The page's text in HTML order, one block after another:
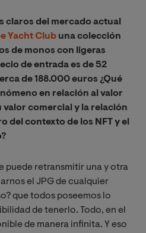
claros del mercado actual
Yacht Club una colección
de monos con ligeras
de entrada es de 52
de 188.000 euros ¿Qué
en relación al valor
valor comercial y la relación
del contexto de los NFT y el
puede retransmitir una y otra
el JPG de cualquier
que todos poseemos lo
de tenerlo. Todo, en el
de manera infinita. Y eso